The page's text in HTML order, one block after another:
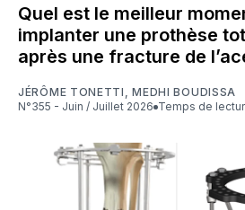
Quel est le meilleur
implanter une prothèse
après une fracture de
JÉRÔME TONETTI ,MEDHI BOUDISSA
N°355 - Juin / Juillet 2026
Temps de